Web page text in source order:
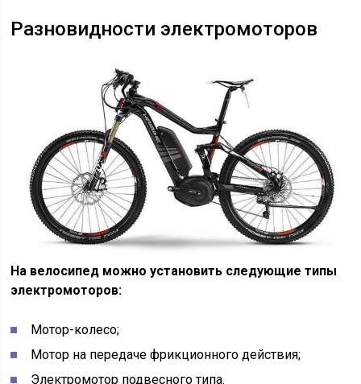
Разновидности электромоторов
На велосипед можно установить следующие типы
электромоторов:
Мотор-колесо;
Мотор на передаче фрикционного действия;
Электромотор подвесного типа.